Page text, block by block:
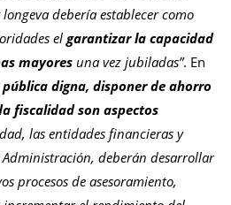
debería establecer como
el garantizar la capacidad
mayores una vez jubiladas”. En
digna, disponer de ahorro
fiscalidad son aspectos
las entidades financieras y
deberán desarrollar
procesos de asesoramiento,